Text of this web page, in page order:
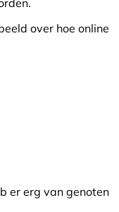
over hoe online
er erg van genoten